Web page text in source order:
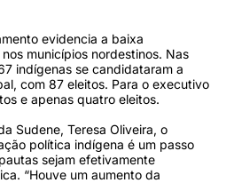
evidencia a baixa
municípios nordestinos. Nas
indígenas se candidataram a
com 87 eleitos. Para o executivo
e apenas quatro eleitos.
Sudene, Teresa Oliveira, o
política indígena é um passo
sejam efetivamente
“Houve um aumento da